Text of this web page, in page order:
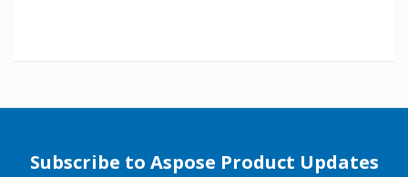
Subscribe to Aspose Product Updates